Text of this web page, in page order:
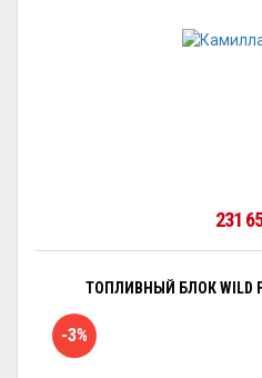
231
ТОПЛИВНЫЙ БЛОК WILD
-3%